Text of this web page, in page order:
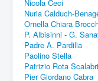
Nicola Ceci
Nuria Calduch-
Ornella Chiara
P. Albisinni - G.
Padre A. Pardilla
Paolino Stella
Patrizio Rota
Pier Giordano Cabra